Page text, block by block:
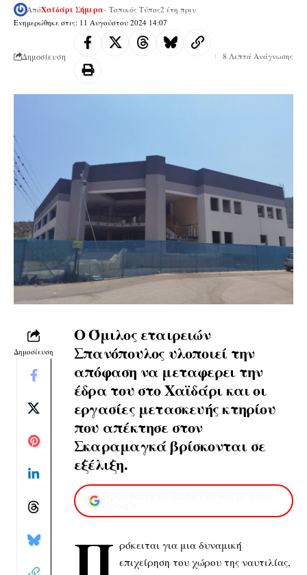
Ενημερώθηκε στις: 11 Αυγούστου 2024 14:07
ΑπόΧαϊδάρι Σήμερα- Τοπικός Τύπος2 έτη πριν
Δημοσίευση 8 Λεπτά Ανάγνωσης
Δημοσίευση
Ο Όμιλος εταιρειών
Σπανόπουλος υλοποιεί την
απόφαση να μεταφερει την
έδρα του στο Χαϊδάρι και οι
εργασίες μετασκευής κτηρίου
που απέκτησε στον
Σκαραμαγκά βρίσκονται σε
εξέλιξη.
Π ρόκειται για μια δυναμική
επιχείρηση του χώρου της ναυτιλίας,